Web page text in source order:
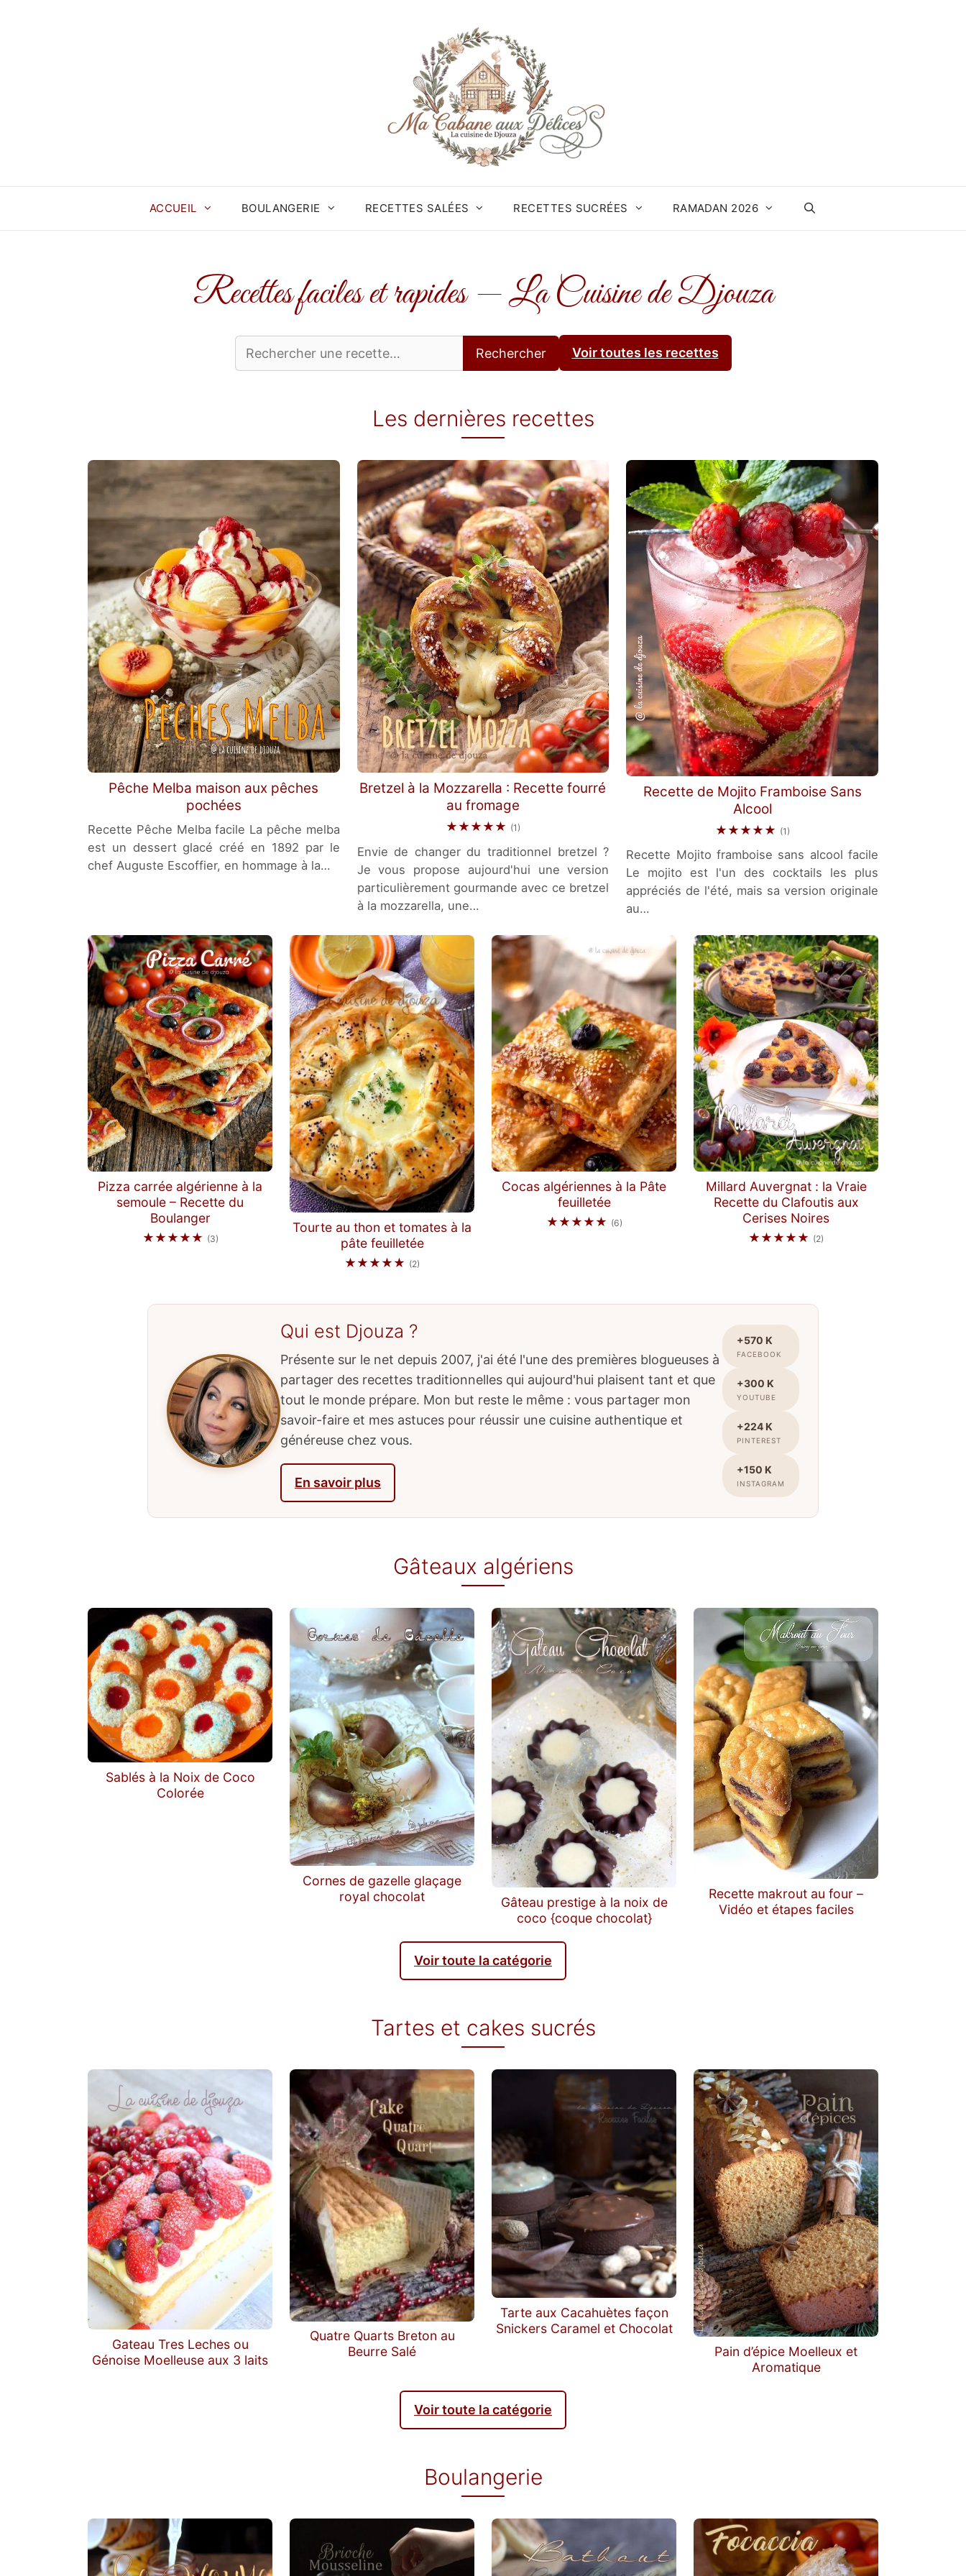
ACCUEIL BOULANGERIE RECETTES SALÉES RECETTES SUCRÉES RAMADAN 2026
Recettes faciles et rapides — La Cuisine de Djouza
Rechercher Voir toutes les recettes
Les dernières recettes
Pêche Melba maison aux pêches
pochées
Recette Pêche Melba facile La pêche melba
est un dessert glacé créé en 1892 par le
chef Auguste Escoffier, en hommage à la…
Bretzel à la Mozzarella : Recette fourré
au fromage
★★★★★ (1)
Envie de changer du traditionnel bretzel ?
Je vous propose aujourd'hui une version
particulièrement gourmande avec ce bretzel
à la mozzarella, une…
Recette de Mojito Framboise Sans
Alcool
★★★★★ (1)
Recette Mojito framboise sans alcool facile
Le mojito est l'un des cocktails les plus
appréciés de l'été, mais sa version originale
au…
Pizza carrée algérienne à la
semoule – Recette du
Boulanger
★★★★★ (3)
Tourte au thon et tomates à la
pâte feuilletée
★★★★★ (2)
Cocas algériennes à la Pâte
feuilletée
★★★★★ (6)
Millard Auvergnat : la Vraie
Recette du Clafoutis aux
Cerises Noires
★★★★★ (2)
Qui est Djouza ?
Présente sur le net depuis 2007, j'ai été l'une des premières blogueuses à
partager des recettes traditionnelles qui aujourd'hui plaisent tant et que
tout le monde prépare. Mon but reste le même : vous partager mon
savoir-faire et mes astuces pour réussir une cuisine authentique et
généreuse chez vous.
En savoir plus
+570 K
FACEBOOK
+300 K
YOUTUBE
+224 K
PINTEREST
+150 K
INSTAGRAM
Gâteaux algériens
Sablés à la Noix de Coco
Colorée
Cornes de gazelle glaçage
royal chocolat
Gâteau prestige à la noix de
coco {coque chocolat}
Recette makrout au four –
Vidéo et étapes faciles
Voir toute la catégorie
Tartes et cakes sucrés
Gateau Tres Leches ou
Génoise Moelleuse aux 3 laits
Quatre Quarts Breton au
Beurre Salé
Tarte aux Cacahuètes façon
Snickers Caramel et Chocolat
Pain d’épice Moelleux et
Aromatique
Voir toute la catégorie
Boulangerie